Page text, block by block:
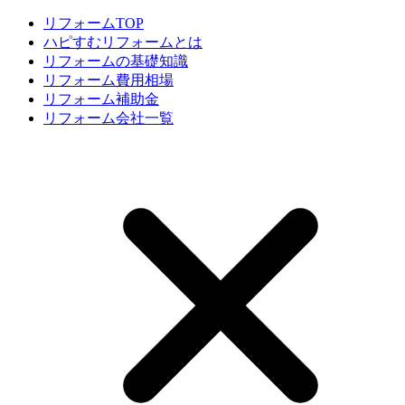
リフォームTOP
ハピすむリフォームとは
リフォームの基礎知識
リフォーム費用相場
リフォーム補助金
リフォーム会社一覧